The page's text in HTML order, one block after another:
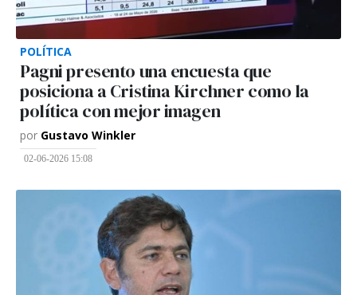
POLÍTICA
Pagni presento una encuesta que
posiciona a Cristina Kirchner como la
política con mejor imagen
por Gustavo Winkler
02-06-2026 15:08